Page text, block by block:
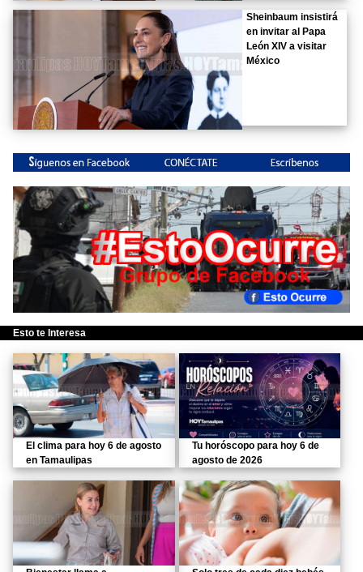
Sheinbaum insistirá
en invitar al Papa
León XIV a visitar
México
Esto te Interesa
El clima para hoy 6 de agosto
en Tamaulipas
Tu horóscopo para hoy 6 de
agosto de 2026